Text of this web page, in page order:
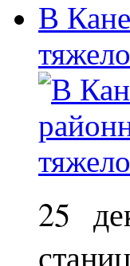
В
25